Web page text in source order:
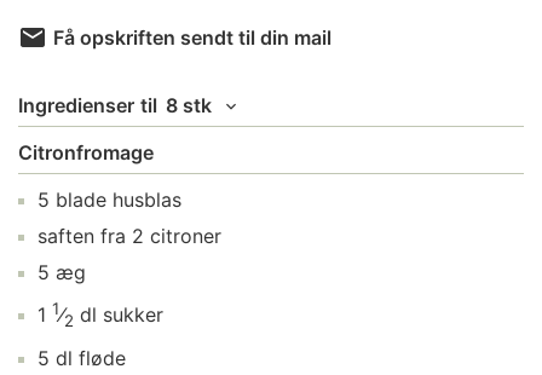
Få opskriften sendt til din mail
Ingredienser til 8 stk
Citronfromage
5 blade husblas
saften fra 2 citroner
5 æg
1 1⁄2 dl sukker
5 dl fløde